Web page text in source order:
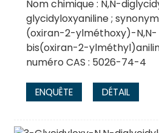
Nom chimique : N,N-
glycidyloxyaniline ;
(oxiran-2-ylméthoxy)-N,N-
bis(oxiran-2-
numéro CAS : 5026-74-4
ENQUÊTE DÉTAIL